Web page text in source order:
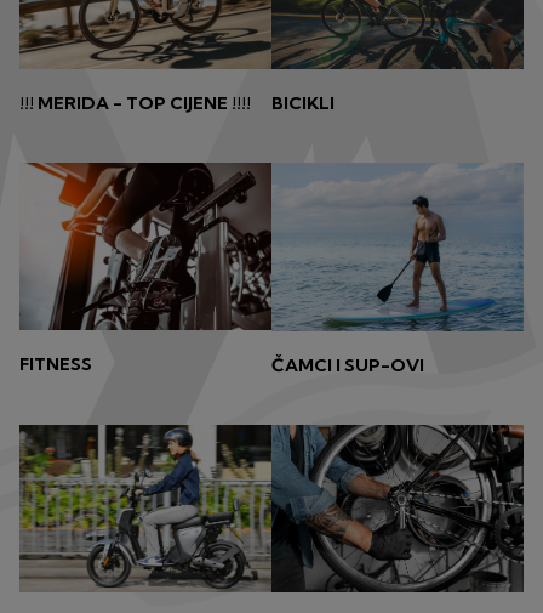
!!! MERIDA - TOP CIJENE !!!! BICIKLI
FITNESS ČAMCI I SUP-OVI